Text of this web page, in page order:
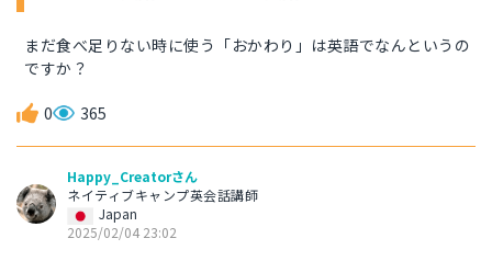
まだ食べ足りない時に使う「おかわり」は英語でなんというの
ですか？
0 365
Happy_Creatorさん
ネイティブキャンプ英会話講師
Japan
2025/02/04 23:02